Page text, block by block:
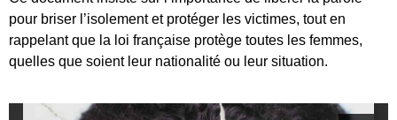
pour briser l’isolement et protéger les victimes, tout en
rappelant que la loi française protège toutes les femmes,
quelles que soient leur nationalité ou leur situation.